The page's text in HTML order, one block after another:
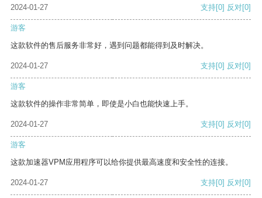
2024-01-27 支持[0] 反对[0]
游客
这款软件的售后服务非常好，遇到问题都能得到及时解决。
2024-01-27 支持[0] 反对[0]
游客
这款软件的操作非常简单，即使是小白也能快速上手。
2024-01-27 支持[0] 反对[0]
游客
这款加速器VPM应用程序可以给你提供最高速度和安全性的连接。
2024-01-27 支持[0] 反对[0]